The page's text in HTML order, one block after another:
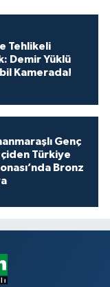
Tehlikeli
Demir Yüklü
Kamerada!
Genç
Türkiye
Bronz